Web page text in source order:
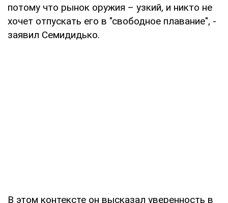
потому что рынок оружия – узкий, и никто не
хочет отпускать его в "свободное плавание", -
заявил Семидидько.
В этом контексте он высказал уверенность в